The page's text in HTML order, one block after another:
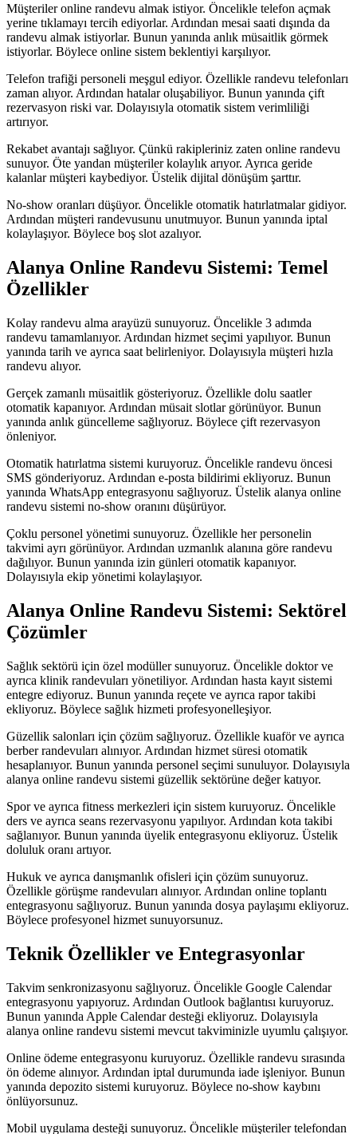
Müşteriler online randevu almak istiyor. Öncelikle telefon açmak
yerine tıklamayı tercih ediyorlar. Ardından mesai saati dışında da
randevu almak istiyorlar. Bunun yanında anlık müsaitlik görmek
istiyorlar. Böylece online sistem beklentiyi karşılıyor.
Telefon trafiği personeli meşgul ediyor. Özellikle randevu telefonları
zaman alıyor. Ardından hatalar oluşabiliyor. Bunun yanında çift
rezervasyon riski var. Dolayısıyla otomatik sistem verimliliği
artırıyor.
Rekabet avantajı sağlıyor. Çünkü rakipleriniz zaten online randevu
sunuyor. Öte yandan müşteriler kolaylık arıyor. Ayrıca geride
kalanlar müşteri kaybediyor. Üstelik dijital dönüşüm şarttır.
No-show oranları düşüyor. Öncelikle otomatik hatırlatmalar gidiyor.
Ardından müşteri randevusunu unutmuyor. Bunun yanında iptal
kolaylaşıyor. Böylece boş slot azalıyor.
Alanya Online Randevu Sistemi: Temel
Özellikler
Kolay randevu alma arayüzü sunuyoruz. Öncelikle 3 adımda
randevu tamamlanıyor. Ardından hizmet seçimi yapılıyor. Bunun
yanında tarih ve ayrıca saat belirleniyor. Dolayısıyla müşteri hızla
randevu alıyor.
Gerçek zamanlı müsaitlik gösteriyoruz. Özellikle dolu saatler
otomatik kapanıyor. Ardından müsait slotlar görünüyor. Bunun
yanında anlık güncelleme sağlıyoruz. Böylece çift rezervasyon
önleniyor.
Otomatik hatırlatma sistemi kuruyoruz. Öncelikle randevu öncesi
SMS gönderiyoruz. Ardından e-posta bildirimi ekliyoruz. Bunun
yanında WhatsApp entegrasyonu sağlıyoruz. Üstelik alanya online
randevu sistemi no-show oranını düşürüyor.
Çoklu personel yönetimi sunuyoruz. Özellikle her personelin
takvimi ayrı görünüyor. Ardından uzmanlık alanına göre randevu
dağılıyor. Bunun yanında izin günleri otomatik kapanıyor.
Dolayısıyla ekip yönetimi kolaylaşıyor.
Alanya Online Randevu Sistemi: Sektörel
Çözümler
Sağlık sektörü için özel modüller sunuyoruz. Öncelikle doktor ve
ayrıca klinik randevuları yönetiliyor. Ardından hasta kayıt sistemi
entegre ediyoruz. Bunun yanında reçete ve ayrıca rapor takibi
ekliyoruz. Böylece sağlık hizmeti profesyonelleşiyor.
Güzellik salonları için çözüm sağlıyoruz. Özellikle kuaför ve ayrıca
berber randevuları alınıyor. Ardından hizmet süresi otomatik
hesaplanıyor. Bunun yanında personel seçimi sunuluyor. Dolayısıyla
alanya online randevu sistemi güzellik sektörüne değer katıyor.
Spor ve ayrıca fitness merkezleri için sistem kuruyoruz. Öncelikle
ders ve ayrıca seans rezervasyonu yapılıyor. Ardından kota takibi
sağlanıyor. Bunun yanında üyelik entegrasyonu ekliyoruz. Üstelik
doluluk oranı artıyor.
Hukuk ve ayrıca danışmanlık ofisleri için çözüm sunuyoruz.
Özellikle görüşme randevuları alınıyor. Ardından online toplantı
entegrasyonu sağlıyoruz. Bunun yanında dosya paylaşımı ekliyoruz.
Böylece profesyonel hizmet sunuyorsunuz.
Teknik Özellikler ve Entegrasyonlar
Takvim senkronizasyonu sağlıyoruz. Öncelikle Google Calendar
entegrasyonu yapıyoruz. Ardından Outlook bağlantısı kuruyoruz.
Bunun yanında Apple Calendar desteği ekliyoruz. Dolayısıyla
alanya online randevu sistemi mevcut takviminizle uyumlu çalışıyor.
Online ödeme entegrasyonu kuruyoruz. Özellikle randevu sırasında
ön ödeme alınıyor. Ardından iptal durumunda iade işleniyor. Bunun
yanında depozito sistemi kuruyoruz. Böylece no-show kaybını
önlüyorsunuz.
Mobil uygulama desteği sunuyoruz. Öncelikle müşteriler telefondan